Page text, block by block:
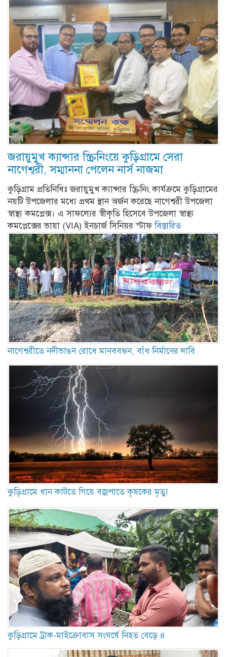
জরায়ুমুখ ক্যান্সার স্ক্রিনিংয়ে কুড়িগ্রামে সেরা
নাগেশ্বরী, সম্মাননা পেলেন নার্স নাজমা
কুড়িগ্রাম প্রতিনিধিঃ জরায়ুমুখ ক্যান্সার স্ক্রিনিং কার্যক্রমে কুড়িগ্রামের
নয়টি উপজেলার মধ্যে প্রথম স্থান অর্জন করেছে নাগেশ্বরী উপজেলা
স্বাস্থ্য কমপ্লেক্স। এ সাফল্যের স্বীকৃতি হিসেবে উপজেলা স্বাস্থ্য
কমপ্লেক্সের ভায়া (VIA) ইনচার্জ সিনিয়র স্টাফবিস্তারিত
নাগেশ্বরীতে নদীভাঙন রোধে মানববন্ধন, বাঁধ নির্মাণের দাবি
কুড়িগ্রামে ধান কাটতে গিয়ে বজ্রপাতে কৃষকের মৃত্যু
কুড়িগ্রামে ট্রাক-মাইক্রোবাস সংঘর্ষে নিহত বেড়ে ৪